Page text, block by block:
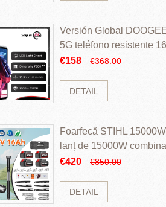
Versión Global
5G teléfono resistente
ROM Mediatek
€158 €368.00
DETAIL
Foarfecă STIHL
lanț de 15000W
perii și baterie cu li
€420 €850.00
DETAIL